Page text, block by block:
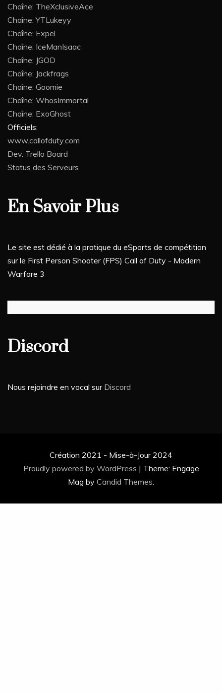
Chaîne: TheXclusiveAce
Chaîne: YTLukeyy
Chaîne: Expel
Chaîne: IceManIsaac
Chaîne: JGOD
Chaîne: Jackfrags
Chaîne: Goomie
Chaîne: WhosImmortal
Chaîne: ExoGhost
Officiels:
www.callofduty.com
Dev. Trello Board
Status des Serveurs
En Savoir Plus
Le site est dédié à la pratique du eSports de compétition
sur le First Person Shooter (FPS) Call of Duty - Modern
Warfare 3
Discord
Nous rejoindre en vocal sur Discord
Création 2021 - Mise-à-Jour 2024
Proudly powered by WordPress | Theme: Engage
Mag by Candid Themes